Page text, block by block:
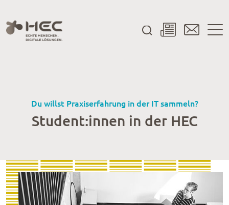
Du willst Praxiserfahrung in der IT sammeln?
Student:innen in der HEC